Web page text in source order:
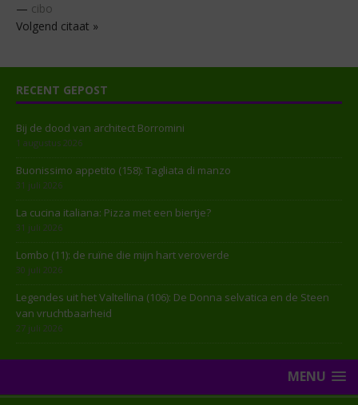
— cibo
Volgend citaat »
RECENT GEPOST
Bij de dood van architect Borromini
1 augustus 2026
Buonissimo appetito (158): Tagliata di manzo
31 juli 2026
La cucina italiana: Pizza met een biertje?
31 juli 2026
Lombo (11): de ruïne die mijn hart veroverde
30 juli 2026
Legendes uit het Valtellina (106): De Donna selvatica en de Steen
van vruchtbaarheid
27 juli 2026
MENU